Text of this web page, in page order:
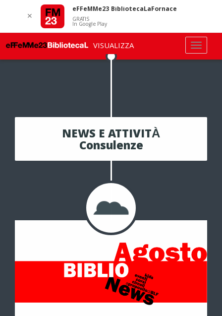
NEWS E ATTIVITÀ
Consulenze
✕
eFFeMMe23 BibliotecaLaFornace
GRATIS
In Google Play
VISUALIZZA